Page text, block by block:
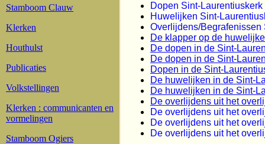
Stamboom Clauw
Klerken
Houthulst
Publicaties
Volkstellingen
Klerken : communicanten en
vormelingen
Stamboom Ogiers
Dopen Sint-
Huwelijken Sint-
Overlijdens/
De klapper op de
De dopen in de Sint-
De dopen in de Sint-
Dopen in de Sint-
De huwelijken in de Sint-
De huwelijken in de Sint-
De overlijdens uit het
De overlijdens uit het
De overlijdens uit het
De overlijdens uit het